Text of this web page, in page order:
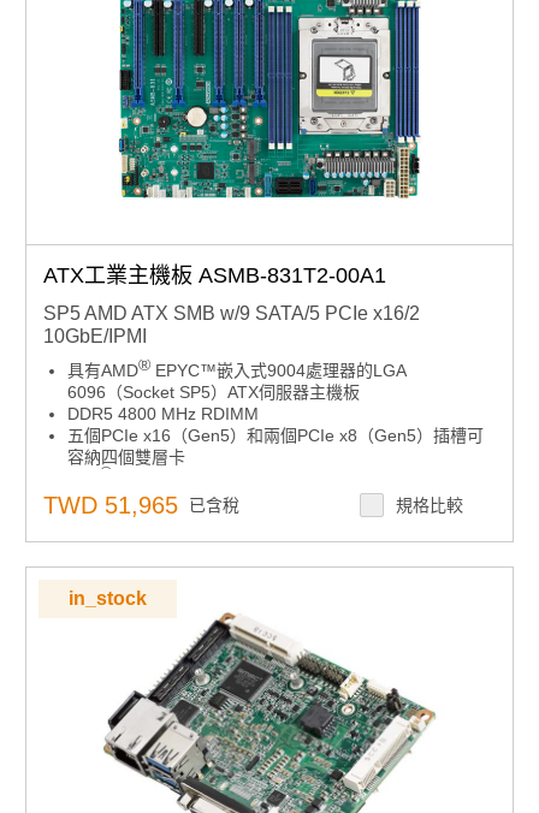
ATX工業主機板 ASMB-831T2-00A1
SP5 AMD ATX SMB w/9 SATA/5 PCIe x16/2
10GbE/IPMI
具有AMD® EPYC™嵌入式9004處理器的LGA
6096（Socket SP5）ATX伺服器主機板
DDR5 4800 MHz RDIMM
五個PCIe x16（Gen5）和兩個PCIe x8（Gen5）插槽可
容納四個雙層卡
®
九個SATA3埠和七個USB 3.2（Gen1）埠
兩個M.2 2280/22110（SATA / PCIe兼容）插槽
0 ~ 60 °C / 32 ~ 140 °F環境工作溫度範圍
TWD 51,965 已含稅 規格比較
in_stock